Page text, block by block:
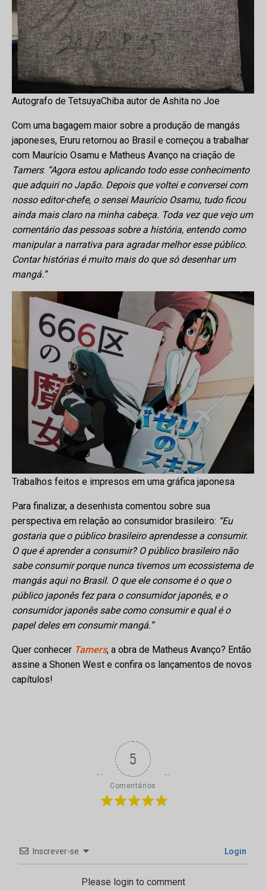
Autografo de TetsuyaChiba autor de Ashita no Joe
Com uma bagagem maior sobre a produção de mangás
japoneses, Eruru retornou ao Brasil e começou a trabalhar
com Maurício Osamu e Matheus Avanço na criação de
Tamers: “Agora estou aplicando todo esse conhecimento
que adquiri no Japão. Depois que voltei e conversei com
nosso editor-chefe, o sensei Maurício Osamu, tudo ficou
ainda mais claro na minha cabeça. Toda vez que vejo um
comentário das pessoas sobre a história, entendo como
manipular a narrativa para agradar melhor esse público.
Contar histórias é muito mais do que só desenhar um
mangá.”
Trabalhos feitos e impresos em uma gráfica japonesa
Para finalizar, a desenhista comentou sobre sua
perspectiva em relação ao consumidor brasileiro: “Eu
gostaria que o público brasileiro aprendesse a consumir.
O que é aprender a consumir? O público brasileiro não
sabe consumir porque nunca tivemos um ecossistema de
mangás aqui no Brasil. O que ele consome é o que o
público japonês fez para o consumidor japonês, e o
consumidor japonês sabe como consumir e qual é o
papel deles em consumir mangá.”
Quer conhecer Tamers, a obra de Matheus Avanço? Então
assine a Shonen West e confira os lançamentos de novos
capítulos!
5
Comentários
Inscrever-se Login
Please login to comment